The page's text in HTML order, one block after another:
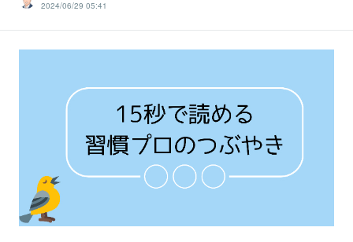
2024/06/29 05:41